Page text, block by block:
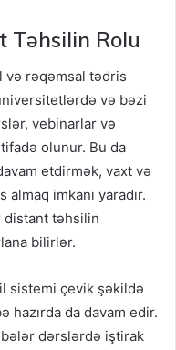
Təhsilin Rolu
və rəqəmsal tədris
və bəzi
vebinarlar və
olunur. Bu da
etdirmək, vaxt və
imkanı yaradır.
distant təhsilin
bilirlər.
sistemi çevik şəkildə
hazırda da davam edir.
dərslərdə iştirak